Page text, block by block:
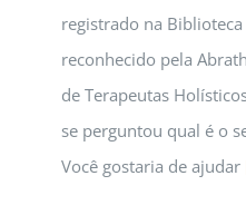
registrado na
reconhecido pela
de Terapeutas
se perguntou qual é o
Você gostaria de ajudar